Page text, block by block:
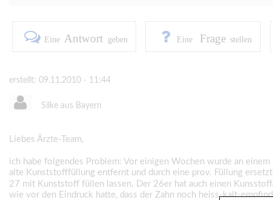
Eine Antwort geben Eine Frage stellen
erstellt: 09.11.2010 - 11:44
Silke aus Bayern
Liebes Ärzte-Team,
ich habe folgendes Problem: Vor einigen Wochen wurde an
alte Kunststofffüllung entfernt und durch eine prov. Füllung
27 mit Kunststoff füllen lassen. Der 26er hat auch einen
wie vor den Eindruck hatte, dass der Zahn noch heiss-kalt-